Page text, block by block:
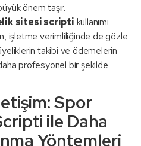
önem taşır.
sitesi scripti kullanımı
işletme verimliliğinde de gözle
takibi ve ödemelerin
profesyonel bir şekilde
Spor
ile Daha
Yöntemleri